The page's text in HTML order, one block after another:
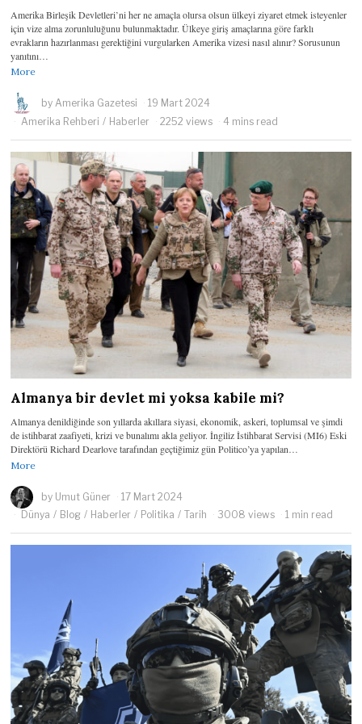
Amerika Birleşik Devletleri’ni her ne amaçla olursa olsun ülkeyi ziyaret etmek isteyenler
için vize alma zorunluluğunu bulunmaktadır. Ülkeye giriş amaçlarına göre farklı
evrakların hazırlanması gerektiğini vurgularken Amerika vizesi nasıl alınır? Sorusunun
yanıtını…
More
byAmerika Gazetesi
19 Mart 2024
Amerika Rehberi / Haberler 2252 views 4 mins read
Almanya bir devlet mi yoksa kabile mi?
Almanya denildiğinde son yıllarda akıllara siyasi, ekonomik, askeri, toplumsal ve şimdi
de istihbarat zaafiyeti, krizi ve bunalımı akla geliyor. İngiliz İstihbarat Servisi (MI6) Eski
Direktörü Richard Dearlove tarafından geçtiğimiz gün Politico’ya yapılan…
More
by Umut Güner
17 Mart 2024
Dünya / Blog / Haberler / Politika / Tarih 3008 views 1 min read